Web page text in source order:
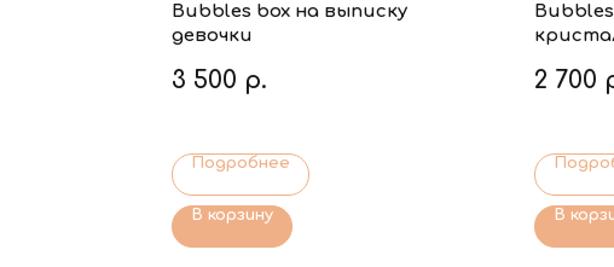
Bubbles box на выписку
девочки
3 500 р.
Подробнее
В корзину
2 700
В